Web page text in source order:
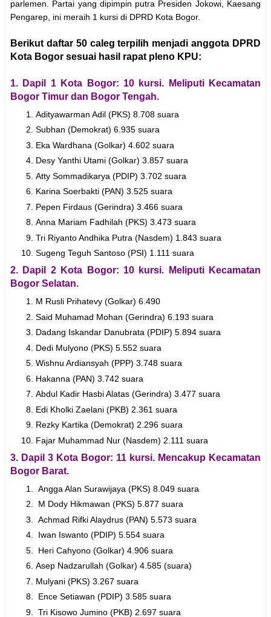
parlemen. Partai yang dipimpin putra Presiden Jokowi, Kaesang
Pengarep, ini meraih 1 kursi di DPRD Kota Bogor.
Berikut daftar 50 caleg terpilih menjadi anggota DPRD
Kota Bogor sesuai hasil rapat pleno KPU:
1. Dapil 1 Kota Bogor: 10 kursi. Meliputi Kecamatan
Bogor Timur dan Bogor Tengah.
Adityawarman Adil (PKS) 8.708 suara
Subhan (Demokrat) 6.935 suara
Eka Wardhana (Golkar) 4.602 suara
Desy Yanthi Utami (Golkar) 3.857 suara
Atty Sommadikarya (PDIP) 3.702 suara
Karina Soerbakti (PAN) 3.525 suara
Pepen Firdaus (Gerindra) 3.466 suara
Anna Mariam Fadhilah (PKS) 3.473 suara
Tri Riyanto Andhika Putra (Nasdem) 1.843 suara
Sugeng Teguh Santoso (PSI) 1.111 suara
2. Dapil 2 Kota Bogor: 10 kursi. Meliputi Kecamatan
Bogor Selatan.
M Rusli Prihatevy (Golkar) 6.490
Said Muhamad Mohan (Gerindra) 6.193 suara
Dadang Iskandar Danubrata (PDIP) 5.894 suara
Dedi Mulyono (PKS) 5.552 suara
Wishnu Ardiansyah (PPP) 3.748 suara
Hakanna (PAN) 3.742 suara
Abdul Kadir Hasbi Alatas (Gerindra) 3.477 suara
Edi Kholki Zaelani (PKB) 2.361 suara
Rezky Kartika (Demokrat) 2.296 suara
Fajar Muhammad Nur (Nasdem) 2.111 suara
3. Dapil 3 Kota Bogor: 11 kursi. Mencakup Kecamatan
Bogor Barat.
Angga Alan Surawijaya (PKS) 8.049 suara
M Dody Hikmawan (PKS) 5.877 suara
Achmad Rifki Alaydrus (PAN) 5.573 suara
Iwan Iswanto (PDIP) 5.554 suara
Heri Cahyono (Golkar) 4.906 suara
Asep Nadzarullah (Golkar) 4.585 (suara)
Mulyani (PKS) 3.267 suara
Ence Setiawan (PDIP) 3.585 suara
Tri Kisowo Jumino (PKB) 2.697 suara